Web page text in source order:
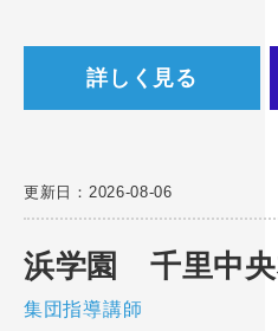
詳しく見る
更新日：2026-08-06
浜学園 千里中央
集団指導講師